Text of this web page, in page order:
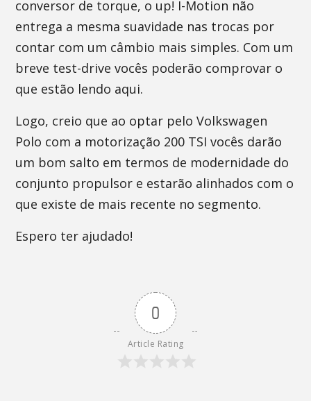
conversor de torque, o up! I-Motion não
entrega a mesma suavidade nas trocas por
contar com um câmbio mais simples. Com um
breve test-drive vocês poderão comprovar o
que estão lendo aqui.
Logo, creio que ao optar pelo Volkswagen
Polo com a motorização 200 TSI vocês darão
um bom salto em termos de modernidade do
conjunto propulsor e estarão alinhados com o
que existe de mais recente no segmento.
Espero ter ajudado!
0
Article Rating